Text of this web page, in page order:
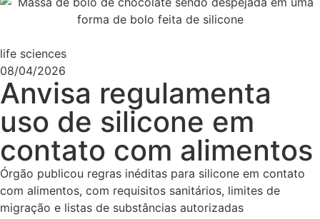
life sciences
08/04/2026
Anvisa regulamenta
uso de silicone em
contato com alimentos
Órgão publicou regras inéditas para silicone em contato
com alimentos, com requisitos sanitários, limites de
migração e listas de substâncias autorizadas